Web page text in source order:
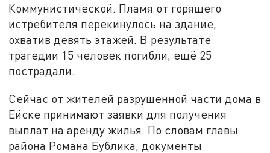
Коммунистической. Пламя от горящего
истребителя перекинулось на здание,
охватив девять этажей. В результате
трагедии 15 человек погибли, ещё 25
пострадали.
Сейчас от жителей разрушенной части дома в
Ейске принимают заявки для получения
выплат на аренду жилья. По словам главы
района Романа Бублика, документы